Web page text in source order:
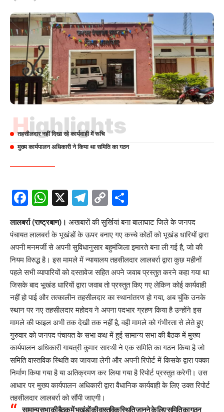
Highlights
तहसीलदार नहीं दिखा रहे कार्यवाही में रूचि
मुख्य कार्यपालन अधिकारी ने किया था समिति का गठन
Facebook
WhatsApp
X Telegram
Copy
Link
लालबर्रा (राष्ट्रबाण)। अखबारों की सुर्खियां बना बालाघाट जिले के जनपद
पंचायत लालबर्रा के भूखंडों के ऊपर बनाए गए कच्चे कोठों को भूखंड धारियों द्वारा
अपनी मनमर्जी से अपनी सुविधानुसार बहुमंजिला इमारते बना ली गई है, जो की
नियम विरुद्ध है। इस मामले में न्यायालय तहसीलदार लालबर्रा द्वारा कुछ महीनों
पहले सभी व्यापारियों को दस्तावेज सहित अपने जवाब प्रस्तुत करने कहा गया था
जिसके बाद भूखंड धारियों द्वारा जवाब तो प्रस्तुत किए गए लेकिन कोई कार्यवाही
नहीं हो पाई और तत्कालीन तहसीलदार का स्थानांतरण हो गया, अब चुंकि उनके
स्थान पर नए तहसीलदार महोदय ने अपना पदभार ग्रहण किया है उन्होंने इस
मामले की फाइल अभी तक देखी तक नहीं है, वही मामले को गंभीरता से लेते हुए
गुरुवार को जनपद पंचायत के सभा कक्ष में हुई सामान्य सभा की बैठक में मुख्य
कार्यपालन अधिकारी गायत्री कुमार सारथी ने एक समिति का गठन किया है जो
समिति वास्तविक स्थिति का जायजा लेगी और अपनी रिपोर्ट में किसके द्वारा पक्का
निर्माण किया गया है या अतिक्रमण कर लिया गया है रिपोर्ट प्रस्तुत करेगी। उस
आधार पर मुख्य कार्यपालन अधिकारी द्वारा वैधानिक कार्यवाही के लिए उक्त रिपोर्ट
तहसीलदार लालबर्रा को सौंपी जाएगी।
सामान्य सभा की बैठक में भूखंडों की वास्तविक स्थिति जानने के लिए समिति का गठन